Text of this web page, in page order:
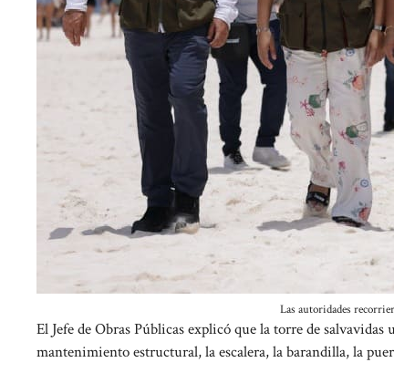
Las autoridades
El Jefe de Obras Públicas explicó que la torre de
mantenimiento estructural, la escalera, la barandilla, la